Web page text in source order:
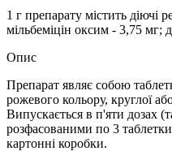
1 г препарату містить діючі
мільбеміцін оксим - 3,75 мг;
Опис
Препарат являє собою
рожевого кольору, круглої
Випускається в п'яти дозах
розфасованими по 3 таблетки
картонні коробки.